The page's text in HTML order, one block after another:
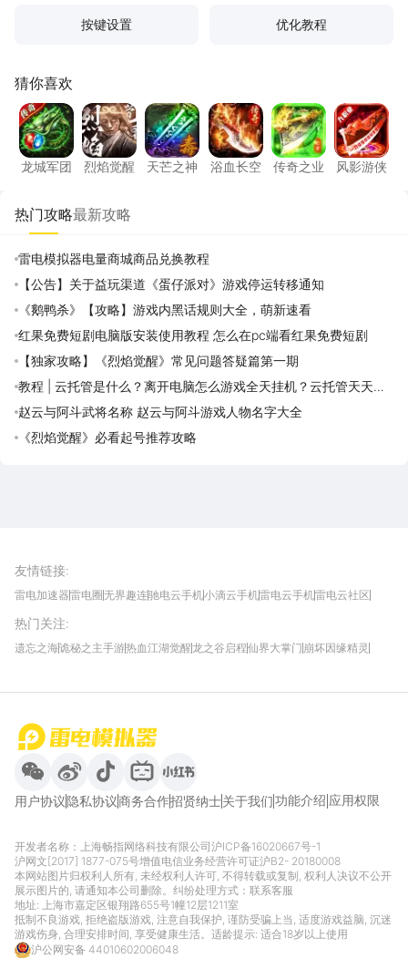
按键设置 优化教程
猜你喜欢
龙城军团
龙城军团
烈焰觉醒
烈焰觉醒
天芒之神
天芒之神
浴血长空
浴血长空
传奇之业
传奇之业
风影游
风影游侠
热门攻略最新攻略
雷电模拟器电量商城商品兑换教程
【公告】关于益玩渠道《蛋仔派对》游戏停运转移通知
《鹅鸭杀》【攻略】游戏内黑话规则大全，萌新速看
红果免费短剧电脑版安装使用教程 怎么在pc端看红果免费短剧
【独家攻略】《烈焰觉醒》常见问题答疑篇第一期
教程 | 云托管是什么？离开电脑怎么游戏全天挂机？云托管天天免
费领取攻略
赵云与阿斗武将名称 赵云与阿斗游戏人物名字大全
《烈焰觉醒》必看起号推荐攻略
友情链接:
雷电加速器雷电圈无界趣连驰电云手机小滴云手机雷电云手机雷电云社区
我爱vr网华军软件园
热门关注:
遗忘之海诡秘之主手游热血江湖觉醒龙之谷启程仙界大掌门 崩坏因缘精灵
用户协议隐私协议商务合作招贤纳士关于我们功能介绍 应用权限
开发者名称：上海畅指网络科技有限公司沪ICP备16020667号-1
沪网文[2017] 1877-075号增值电信业务经营许可证沪B2- 20180008
本网站图片归权利人所有, 未经权利人许可, 不得转载或复制, 权利人决议不公开
展示图片的, 请通知本公司删除。纠纷处理方式： 联系客服
地址: 上海市嘉定区银翔路655号1幢12层1211室
抵制不良游戏, 拒绝盗版游戏, 注意自我保护, 谨防受骗上当, 适度游戏益脑, 沉迷
游戏伤身, 合理安排时间, 享受健康生活。适龄提示: 适合18岁以上使用
沪公网安备 44010602006048
首页
微信
微博 抖音 哔哩哔哩